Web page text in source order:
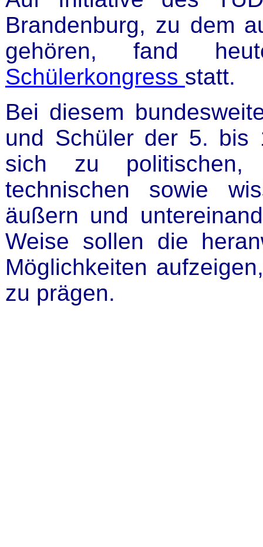
Brandenburg, zu dem
gehören, fand
Schülerkongress statt.
Bei diesem
und Schüler der 5. bis
sich zu politischen,
technischen sowie
äußern und
Weise sollen die
Möglichkeiten
zu prägen.